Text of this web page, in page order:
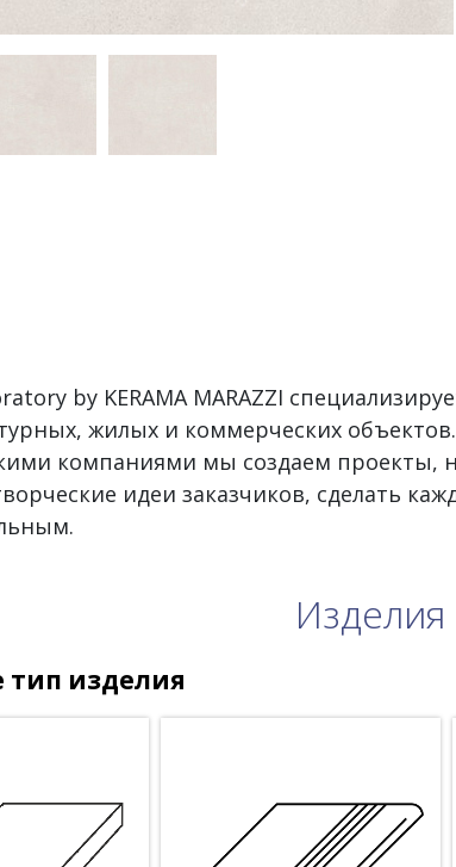
by KERAMA MARAZZI
жилых и коммерческих
компаниями мы создаем
идеи заказчиков, сделать
Изделия
тип изделия